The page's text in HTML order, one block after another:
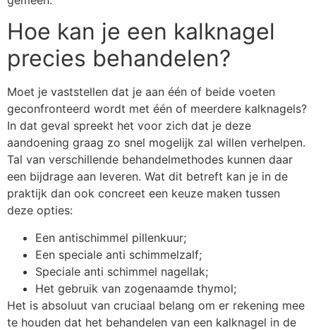
Hoe kan je een kalknagel
precies behandelen?
Moet je vaststellen dat je aan één of beide voeten
geconfronteerd wordt met één of meerdere kalknagels?
In dat geval spreekt het voor zich dat je deze
aandoening graag zo snel mogelijk zal willen verhelpen.
Tal van verschillende behandelmethodes kunnen daar
een bijdrage aan leveren. Wat dit betreft kan je in de
praktijk dan ook concreet een keuze maken tussen
deze opties:
Een antischimmel pillenkuur;
Een speciale anti schimmelzalf;
Speciale anti schimmel nagellak;
Het gebruik van zogenaamde thymol;
Het is absoluut van cruciaal belang om er rekening mee
te houden dat het behandelen van een kalknagel in de